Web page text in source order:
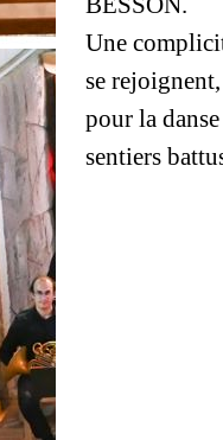
Une
se
pour la
sentiers